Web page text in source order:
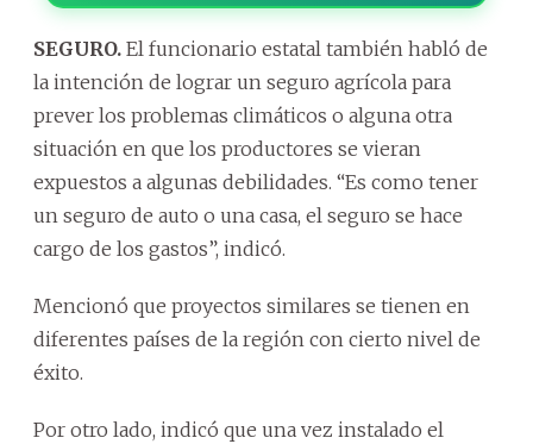
SEGURO. El funcionario estatal también habló de
la intención de lograr un seguro agrícola para
prever los problemas climáticos o alguna otra
situación en que los productores se vieran
expuestos a algunas debilidades. “Es como tener
un seguro de auto o una casa, el seguro se hace
cargo de los gastos”, indicó.
Mencionó que proyectos similares se tienen en
diferentes países de la región con cierto nivel de
éxito.
Por otro lado, indicó que una vez instalado el